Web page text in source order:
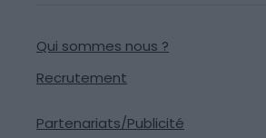
Qui sommes nous ?
Recrutement
Partenariats/Publicité